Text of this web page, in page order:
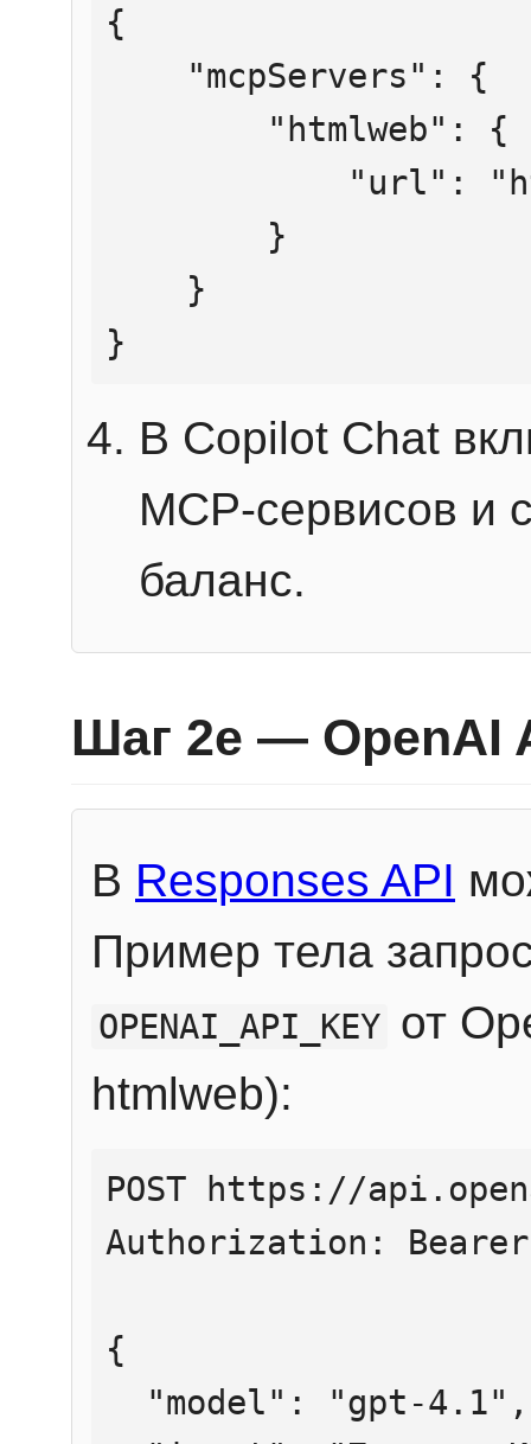
{
}
В Copilot Chat
MCP-сервисов и
баланс.
Шаг 2e — OpenAI
В Responses API
Пример тела
OPENAI_API_KEY от
htmlweb):
POST https://
Authorization:
{